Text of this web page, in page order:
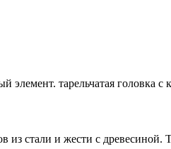
элемент. тарельчатая
стали и жести с древесиной.